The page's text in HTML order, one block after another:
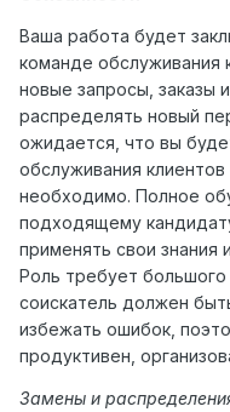
Ваша работа будет
команде обслуживания
новые запросы, заказы
распределять новый
ожидается, что вы
обслуживания
необходимо. Полное
подходящему
применять свои знания
Роль требует
соискатель должен
избежать ошибок,
продуктивен,
Замены и